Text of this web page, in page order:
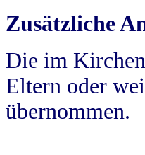
Zusätzliche
Die im
Eltern oder
übernommen.